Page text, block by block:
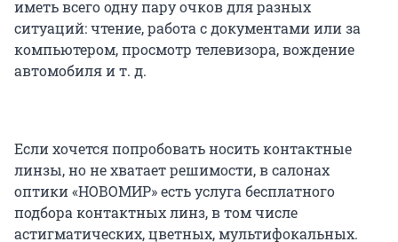
иметь всего одну пару очков для разных
ситуаций: чтение, работа с документами или за
компьютером, просмотр телевизора, вождение
автомобиля и т. д.
Если хочется попробовать носить контактные
линзы, но не хватает решимости, в салонах
оптики «НОВОМИР» есть услуга бесплатного
подбора контактных линз, в том числе
астигматических, цветных, мультифокальных.